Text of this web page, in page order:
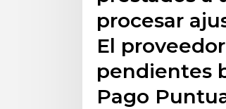
procesar
El
pendientes
Pago